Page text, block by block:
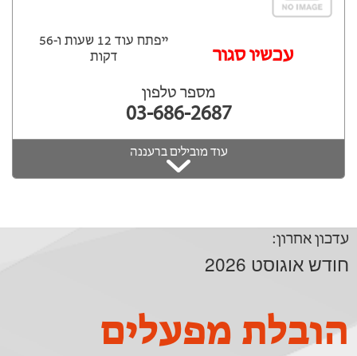
עכשיו סגור
ייפתח עוד 12 שעות ‫ו-56
דקות
מספר טלפון
03-686-2687
עוד מובילים ברעננה
עדכון אחרון:
חודש אוגוסט 2026
הובלת מפעלים